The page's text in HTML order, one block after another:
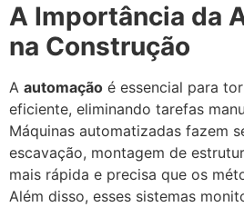
A Importância da
na Construção
A automação é essencial para
eficiente, eliminando tarefas
Máquinas automatizadas fazem
escavação, montagem de
mais rápida e precisa que os
Além disso, esses sistemas